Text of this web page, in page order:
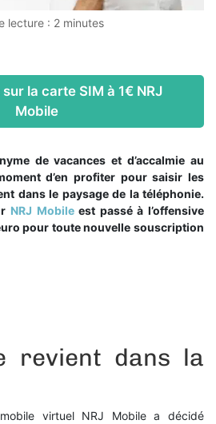
lecture : 2 minutes
la carte SIM à 1€ NRJ
Mobile
de vacances et d’accalmie au
d’en profiter pour saisir les
dans le paysage de la téléphonie.
NRJ Mobileest passé à l’offensive
pour toute nouvelle souscription
revient dans la
virtuel NRJ Mobile a décidé